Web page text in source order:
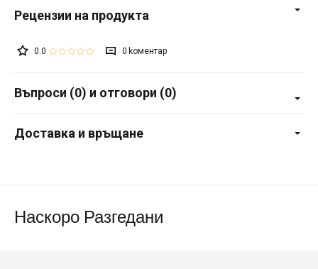
0.0 0
Въпроси (0) и отговори (0)
Доставка и връщане
Наскоро Разгедани